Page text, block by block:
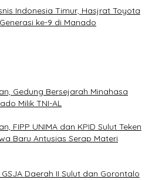
Indonesia Timur, Hasjrat Toyota
ke-9 di Manado
Gedung Bersejarah Minahasa
Milik TNI-AL
FIPP UNIMA dan KPID Sulut Teken
Baru Antusias Serap Materi
Daerah II Sulut dan Gorontalo